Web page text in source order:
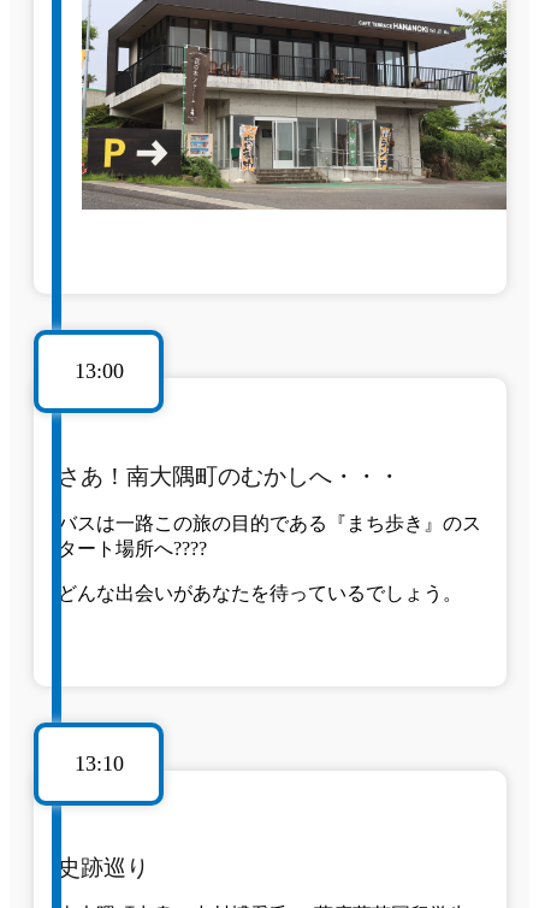
13:00
さあ！南大隅町のむかしへ・・・
バスは一路この旅の目的である『まち歩き』のス
タート場所へ????
どんな出会いがあなたを待っているでしょう。
13:10
史跡巡り